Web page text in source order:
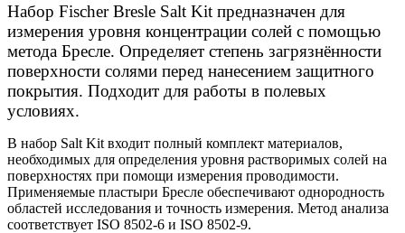
Набор Fischer Bresle Salt Kit предназначен для
измерения уровня концентрации солей с помощью
метода Бресле. Определяет степень загрязнённости
поверхности солями перед нанесением защитного
покрытия. Подходит для работы в полевых
условиях.
В набор Salt Kit входит полный комплект материалов,
необходимых для определения уровня растворимых солей на
поверхностях при помощи измерения проводимости.
Применяемые пластыри Бресле обеспечивают однородность
областей исследования и точность измерения. Метод анализа
соответствует ISO 8502-6 и ISO 8502-9.